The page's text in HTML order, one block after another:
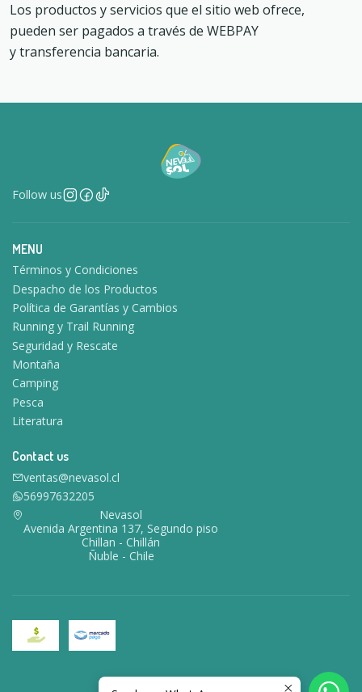
Los productos y servicios que el sitio web ofrece,
pueden ser pagados a través de WEBPAY
y transferencia bancaria.
Follow us
MENU
Términos y Condiciones
Despacho de los Productos
Política de Garantías y Cambios
Running y Trail Running
Seguridad y Rescate
Montaña
Camping
Pesca
Literatura
Contact us
ventas@nevasol.cl
56997632205
Nevasol
Avenida Argentina 137, Segundo piso
Chillan - Chillán
Ñuble - Chile